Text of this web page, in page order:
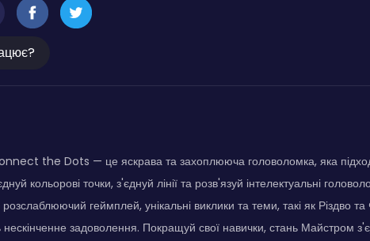
the Dots — це яскрава та захоплююча головоломка, яка
кольорові точки, з'єднуй лінії та розв'язуй інтелектуальні
геймплей, унікальні виклики та теми, такі як Різдво
нескінченне задоволення. Покращуй свої навички, стань Майстром